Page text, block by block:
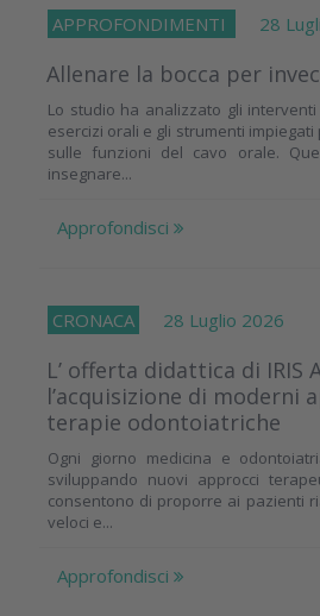
APPROFONDIMENTI 28
Allenare la bocca per
Lo studio ha analizzato gli
esercizi orali e gli strumenti impiegati
sulle funzioni del cavo orale.
insegnare...
Approfondisci
CRONACA 28 Luglio 2026
L’ offerta didattica di IRIS
l’acquisizione di moderni
terapie odontoiatriche
Ogni giorno medicina e
sviluppando nuovi approcci
consentono di proporre ai pazienti
veloci e...
Approfondisci